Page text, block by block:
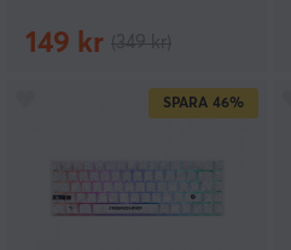
149 kr
SPARA 46%